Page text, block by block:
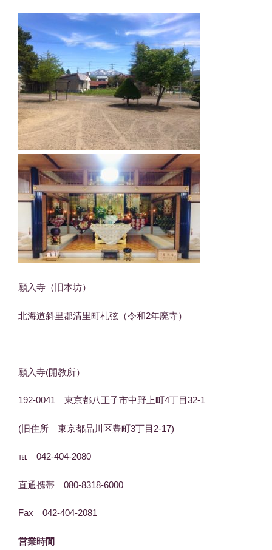
願入寺（旧本坊）
北海道斜里郡清里町札弦（令和2年廃寺）
願入寺(開教所）
192-0041 東京都八王子市中野上町4丁目32-1
(旧住所 東京都品川区豊町3丁目2-17)
℡ 042-404-2080
直通携帯 080-8318-6000
Fax 042-404-2081
営業時間